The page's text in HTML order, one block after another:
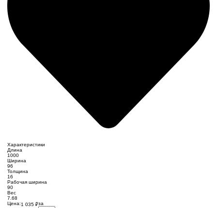
Характеристики
Длина
1000
Ширина
96
Толщина
16
Рабочая ширина
90
Вес
7.68
Цена:1 035 ₽за